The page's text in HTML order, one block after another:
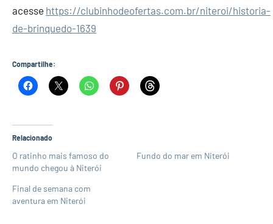
acesse https://clubinhodeofertas.com.br/niteroi/historia-
de-brinquedo-1639
Compartilhe:
Relacionado
O ratinho mais famoso do
mundo chegou à Niterói
Fundo do mar em Niterói
Final de semana com
aventura em Niterói